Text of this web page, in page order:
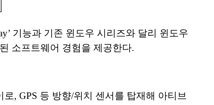
기능과 기존 윈도우 시리즈와 달리 윈도우
소프트웨어 경험을 제공한다.
, GPS 등 방향/위치 센서를 탑재해 아티브